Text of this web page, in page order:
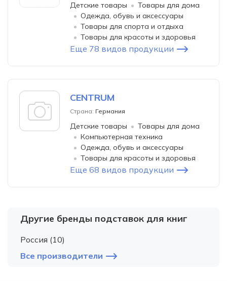
Детские товары
Товары для дома
Одежда, обувь и аксессуары
Товары для спорта и отдыха
Товары для красоты и здоровья
Еще 78 видов продукции
CENTRUM
Страна: Германия
Детские товары
Товары для дома
Компьютерная техника
Одежда, обувь и аксессуары
Товары для красоты и здоровья
Еще 68 видов продукции
Другие бренды подставок для книг
Россия (10)
Все производители